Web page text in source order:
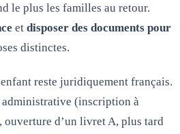
le plus les familles au retour.
et disposer des documents pour
distinctes.
reste juridiquement français.
administrative (inscription à
ouverture d’un livret A, plus tard